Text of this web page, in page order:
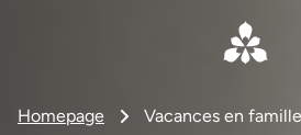
Homepage Vacances en